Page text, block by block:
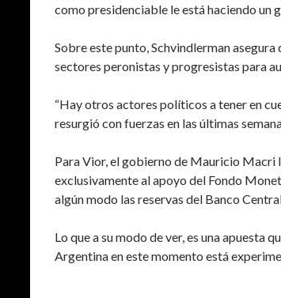
como presidenciable le está haciendo un
Sobre este punto, Schvindlerman
sectores peronistas y progresistas para
“Hay otros actores políticos a tener en
resurgió con fuerzas en las últimas
Para Vior, el gobierno de Mauricio Macri
exclusivamente al apoyo del Fondo
algún modo las reservas del Banco
Lo que a su modo de ver, es una apuesta
Argentina en este momento está